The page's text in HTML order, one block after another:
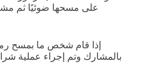
على مسحها ضوئيًا ثم
إذا قام شخص ما بمسح
بالمشارك وتم إجراء عملية